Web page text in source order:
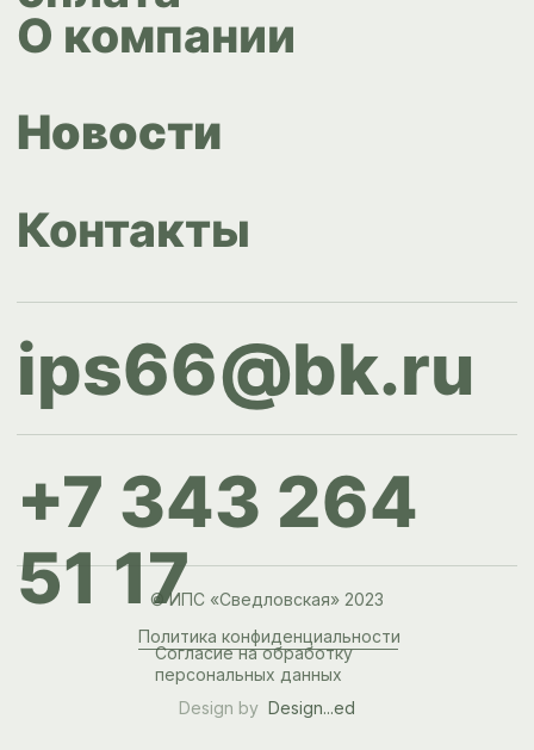
51 17© ИПС «Сведловская» 2023
Политика конфиденциальности